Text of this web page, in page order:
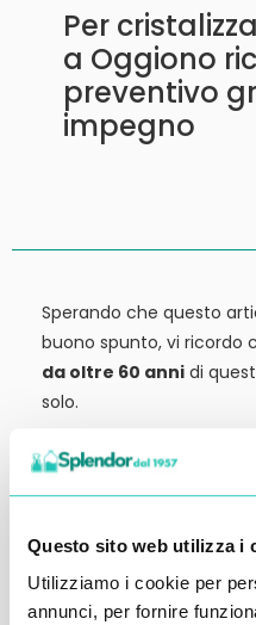
Questo sito web utilizza i
Utilizziamo i cookie per
annunci, per fornire
Per
a Oggiono
preventivo
impegno
Sperando che questo
buono spunto, vi ricordo
da oltre 60 anni di
solo.
Siamo anche
ed attrezzature:
tutto
Contattateci qui per
richiedere qualche
Ci vediamo al